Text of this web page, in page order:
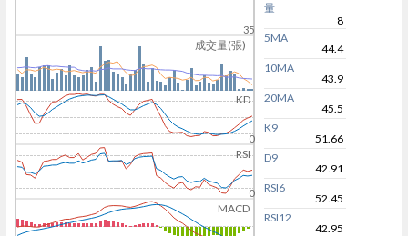
成交量(張)
KD
RSI
MACD
35
0
0
量
8
5MA
44.4
10MA
43.9
20MA
45.5
K9
51.66
D9
42.91
RSI6
52.45
RSI12
42.95